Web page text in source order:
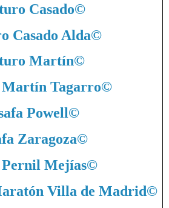
Casado©
Casado Alda©
Martín©
Tagarro©
Powell©
Zaragoza©
Pernil Mejías©
Villa de Madrid©